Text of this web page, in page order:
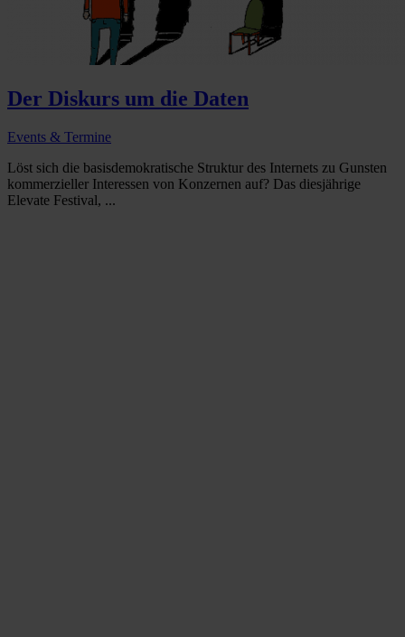
Der Diskurs um die Daten
Events & Termine
Löst sich die basisdemokratische Struktur des Internets zu Gunsten
kommerzieller Interessen von Konzernen auf? Das diesjährige
Elevate Festival, ...